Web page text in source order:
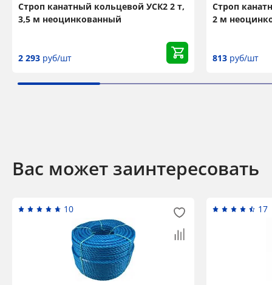
Строп канатный кольцевой УСК2 2 т,
3,5 м неоцинкованный
2 293 руб/шт
Строп
2 м
813 руб/шт
Вас может заинтересовать
10 17